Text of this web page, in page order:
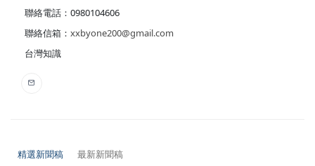
聯絡電話：0980104606
聯絡信箱： xxbyone200@gmail.com
台灣知識
精選新聞稿 最新新聞稿